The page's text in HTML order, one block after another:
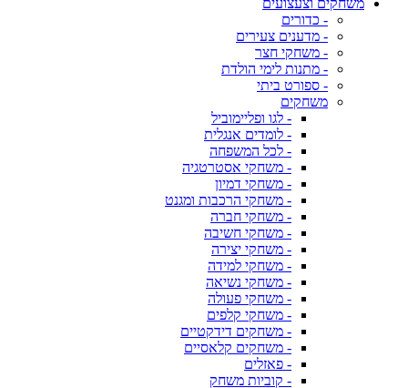
משחקים וצעצועים
- כדורים
- מדענים צעירים
- משחקי חצר
- מתנות לימי הולדת
- ספורט ביתי
משחקים
- לגו ופליימוביל
- לומדים אנגלית
- לכל המשפחה
- משחקי אסטרטגיה
- משחקי דמיון
- משחקי הרכבות ומגנט
- משחקי חברה
- משחקי חשיבה
- משחקי יצירה
- משחקי למידה
- משחקי נשיאה
- משחקי פעולה
- משחקי קלפים
- משחקים דידקטיים
- משחקים קלאסיים
- פאזלים
- קוביות משחק